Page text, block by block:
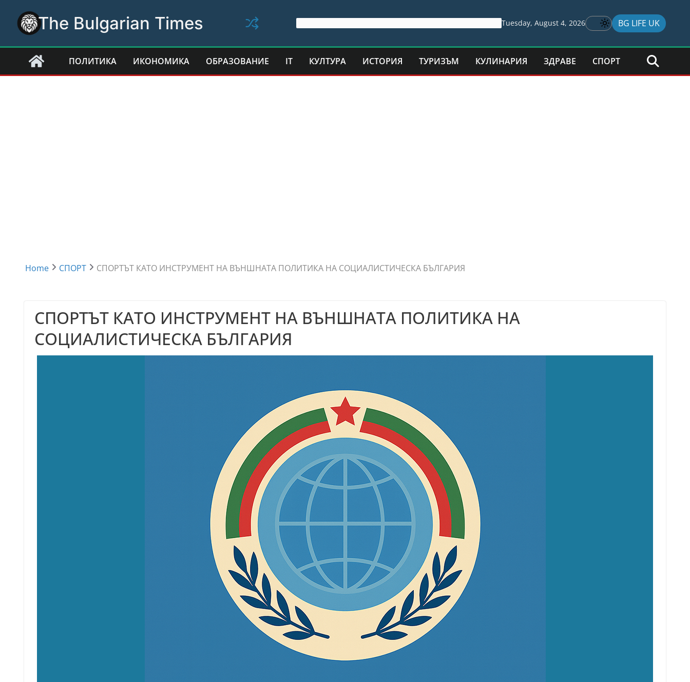
content
The Bulgarian Times Tuesday, August 4, 2026 BG LIFE UK
ПОЛИТИКА ИКОНОМИКА ОБРАЗОВАНИЕ IT КУЛТУРА ИСТОРИЯ ТУРИЗЪМ КУЛИНАРИЯ ЗДРАВЕ СПОРТ
Home СПОРТ СПОРТЪТ КАТО ИНСТРУМЕНТ НА ВЪНШНАТА ПОЛИТИКА НА СОЦИАЛИСТИЧЕСКА БЪЛГАРИЯ
СПОРТЪТ КАТО ИНСТРУМЕНТ НА ВЪНШНАТА ПОЛИТИКА НА
СОЦИАЛИСТИЧЕСКА БЪЛГАРИЯ